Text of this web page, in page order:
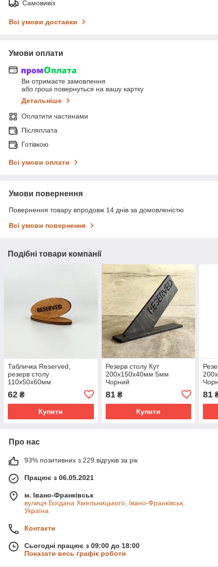
Самовивіз
Всі умови доставки
Умови оплати
Ви отримаєте замовлення
або гроші повернуться на вашу картку
Детальніше
Оплатити частинами
Післяплата
Готівкою
Всі умови оплати
Умови повернення
Повернення товару впродовж 14 днів за домовленістю
Всі умови повернення
Подібні товари компанії
Табличка Reserved,
резерв столу
110х50х60мм
62 ₴
Купити
Резерв столу Кут
200х150х40мм 5мм
Чорний
81₴
Купити
81
Про нас
93% позитивних з 229 відгуків за рік
Працює з 06.05.2021
м. Івано-Франківськ
вулиця Богдана Хмельницького, Івано-Франківськ,
Україна
Контакти
Сьогодні працює з 09:00 до 18:00
Показати весь графік роботи